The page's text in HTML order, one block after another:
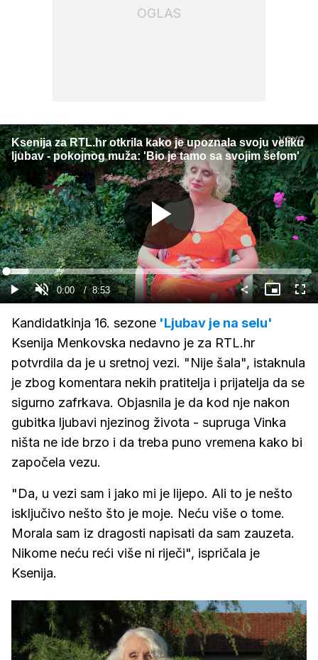
OGLAS
Ksenija za RTL.hr otkrila kako je upoznala svoju veliku
ljubav - pokojnog muža: 'Bio je tamo sa svojim šefom'
Gledaj
GledajUpali
zvuk
Current
Time
0:00 / Duration
8:53
Loaded:
7.48%
Slika
u
Kandidatkinja 16. sezone 'Ljubav je na selu'
Ksenija Menkovska nedavno je za RTL.hr
potvrdila da je u sretnoj vezi. "Nije šala", istaknula
je zbog komentara nekih pratitelja i prijatelja da se
sigurno zafrkava. Objasnila je da kod nje nakon
gubitka ljubavi njezinog života - supruga Vinka
ništa ne ide brzo i da treba puno vremena kako bi
započela vezu.
"Da, u vezi sam i jako mi je lijepo. Ali to je nešto
isključivo nešto što je moje. Neću više o tome.
Morala sam iz dragosti napisati da sam zauzeta.
Nikome neću reći više ni riječi", ispričala je
Ksenija.